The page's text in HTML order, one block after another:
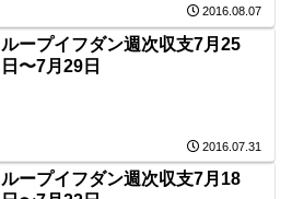
2016.08.07
ループイフダン週次収支7月25
日〜7月29日
2016.07.31
ループイフダン週次収支7月18